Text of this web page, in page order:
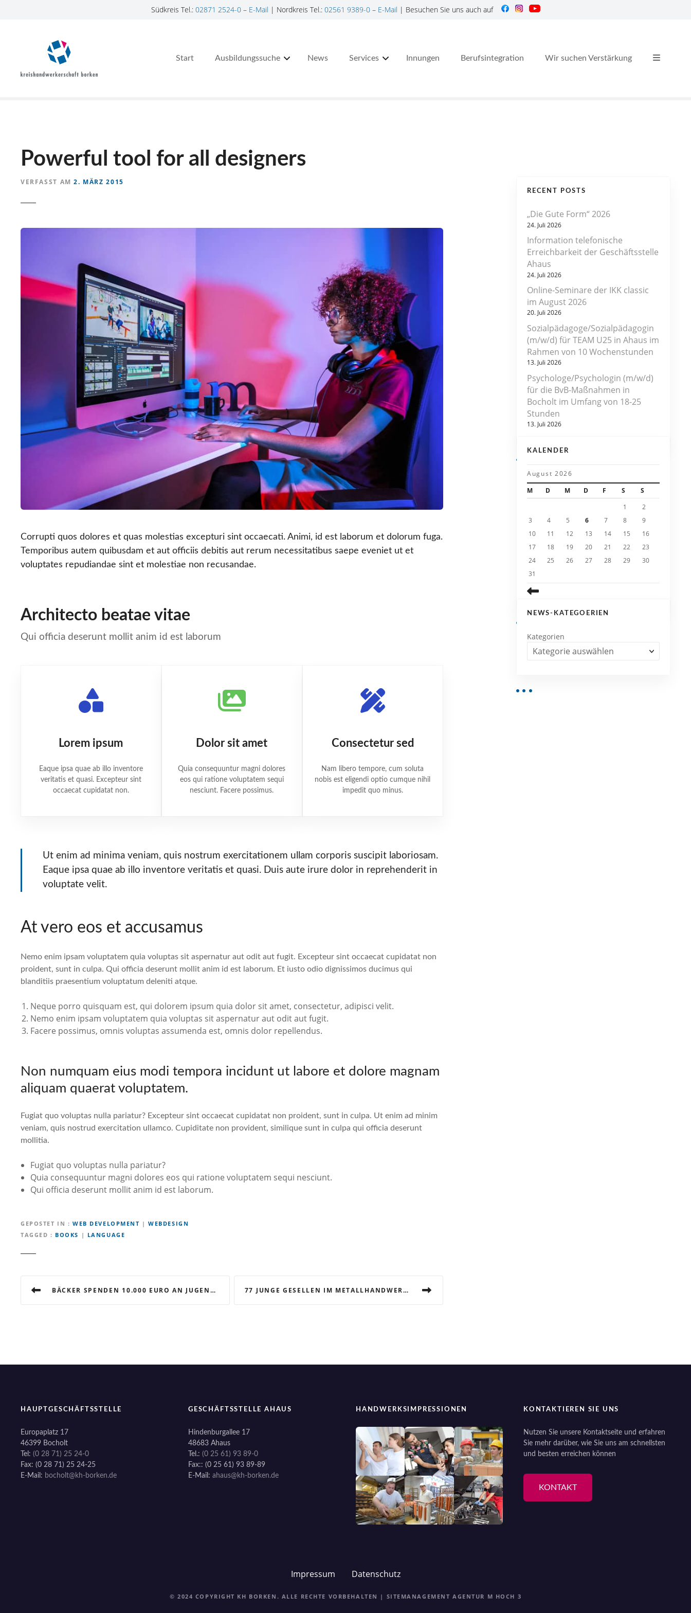
Südkreis Tel.: 02871 2524-0– E-Mail | Nordkreis Tel.: 02561 9389-0– E-Mail | Besuchen Sie uns auch auf
Start Ausbildungssuche News Services Innungen Berufsintegration Wir suchen Verstärkung
Powerful tool for all designers
VERFASST AM 2. MÄRZ 2015
Corrupti quos dolores et quas molestias excepturi sint occaecati. Animi, id est laborum et dolorum fuga.
Temporibus autem quibusdam et aut officiis debitis aut rerum necessitatibus saepe eveniet ut et
voluptates repudiandae sint et molestiae non recusandae.
Architecto beatae vitae
Qui officia deserunt mollit anim id est laborum
Lorem ipsum
Eaque ipsa quae ab illo inventore
veritatis et quasi. Excepteur sint
occaecat cupidatat non.
Dolor sit amet
Quia consequuntur magni dolores
eos qui ratione voluptatem sequi
nesciunt. Facere possimus.
Consectetur sed
Nam libero tempore, cum soluta
nobis est eligendi optio cumque nihil
impedit quo minus.
Ut enim ad minima veniam, quis nostrum exercitationem ullam corporis suscipit laboriosam.
Eaque ipsa quae ab illo inventore veritatis et quasi. Duis aute irure dolor in reprehenderit in
voluptate velit.
At vero eos et accusamus
Nemo enim ipsam voluptatem quia voluptas sit aspernatur aut odit aut fugit. Excepteur sint occaecat cupidatat non
proident, sunt in culpa. Qui officia deserunt mollit anim id est laborum. Et iusto odio dignissimos ducimus qui
blanditiis praesentium voluptatum deleniti atque.
Neque porro quisquam est, qui dolorem ipsum quia dolor sit amet, consectetur, adipisci velit.
Nemo enim ipsam voluptatem quia voluptas sit aspernatur aut odit aut fugit.
Facere possimus, omnis voluptas assumenda est, omnis dolor repellendus.
Non numquam eius modi tempora incidunt ut labore et dolore magnam
aliquam quaerat voluptatem.
Fugiat quo voluptas nulla pariatur? Excepteur sint occaecat cupidatat non proident, sunt in culpa. Ut enim ad minim
veniam, quis nostrud exercitation ullamco. Cupiditate non provident, similique sunt in culpa qui officia deserunt
mollitia.
Fugiat quo voluptas nulla pariatur?
Quia consequuntur magni dolores eos qui ratione voluptatem sequi nesciunt.
Qui officia deserunt mollit anim id est laborum.
GEPOSTET IN WEB DEVELOPMENT |WEBDESIGN
TAGGED
BOOKS | LANGUAGE
r
g
s
n
a
BÄCKER SPENDEN 10.000 EURO AN JUGENDFARM 77 JUNGE GESELLEN IM METALLHANDWERK LOSGESPROCHEN EINE EHRUNG FÜR BESONDERS GUTES PRÜFUNGSERGEBNIS
RECENT POSTS
„Die Gute Form“ 2026
24. Juli 2026
Information telefonische
Erreichbarkeit der Geschäftsstelle
Ahaus
24. Juli 2026
Online-Seminare der IKK classic
im August 2026
20. Juli 2026
Sozialpädagoge/Sozialpädagogin
(m/w/d) für TEAM U25 in Ahaus im
Rahmen von 10 Wochenstunden
13. Juli 2026
Psychologe/Psychologin (m/w/d)
für die BvB-Maßnahmen in
Bocholt im Umfang von 18-25
Stunden
13. Juli 2026
KALENDER
August 2026
M
D M D F S
S
1
2
3
4 5 6 7 8
9
10
11 12 13 14 15
16
17
18 19 20 21 22
23
24
25 26 27 28 29
30
31
NEWS-KATEGOERIEN
Kategorien
HAUPTGESCHÄFTSSTELLE
Europaplatz 17
46399 Bocholt
Tel: (0 28 71) 25 24-0
Fax: (0 28 71) 25 24-25
E-Mail: bocholt@kh-borken.de
GESCHÄFTSSTELLE AHAUS
Hindenburgallee 17
48683 Ahaus
Tel.: (0 25 61) 93 89-0
Fax:: (0 25 61) 93 89-89
E-Mail: ahaus@kh-borken.de
HANDWERKSIMPRESSIONEN KONTAKTIEREN SIE UNS
Nutzen Sie unsere Kontaktseite und erfahren
Sie mehr darüber, wie Sie uns am schnellsten
und besten erreichen können
KONTAKT
Impressum Datenschutz
© 2024 COPYRIGHT KH BORKEN. ALLE RECHTE VORBEHALTEN | SITEMANAGEMENTAGENTUR M HOCH 3